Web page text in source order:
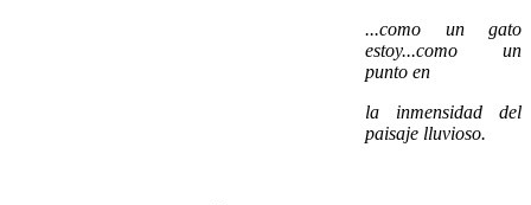
...como un gato
estoy...como un
punto en
la inmensidad del
paisaje lluvioso.